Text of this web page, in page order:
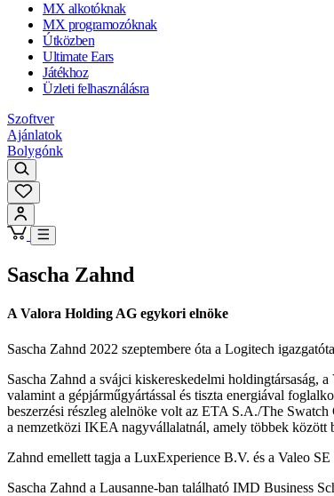
MX alkotóknak
MX programozóknak
Útközben
Ultimate Ears
Játékhoz
Üzleti felhasználásra
Szoftver
Ajánlatok
Bolygónk
Sascha Zahnd
A Valora Holding AG egykori elnöke
Sascha Zahnd 2022 szeptembere óta a Logitech
Sascha Zahnd a svájci kiskereskedelmi holdingtársaság,
valamint a gépjárműgyártással és tiszta energiával
beszerzési részleg alelnöke volt az ETA S.A./The
a nemzetközi IKEA nagyvállalatnál, amely többek között
Zahnd emellett tagja a LuxExperience B.V. és a Valeo SE
Sascha Zahnd a Lausanne-ban található IMD Business